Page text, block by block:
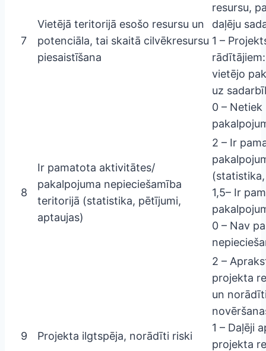
7
Vietējā teritorijā esošo resursu un
potenciāla, tai skaitā cilvēkresursu
piesaistīšana
resursu,
daļēju
1 –
vietējo
uz
0 –
8
Ir pamatota aktivitātes/
pakalpojuma nepieciešamība
teritorijā (statistika, pētījumi,
aptaujas)
2 – Ir
1,5– Ir
0 – Nav
9 Projekta ilgtspēja, norādīti riski
2 –
projekta
un
1 – Daļēji
projekta